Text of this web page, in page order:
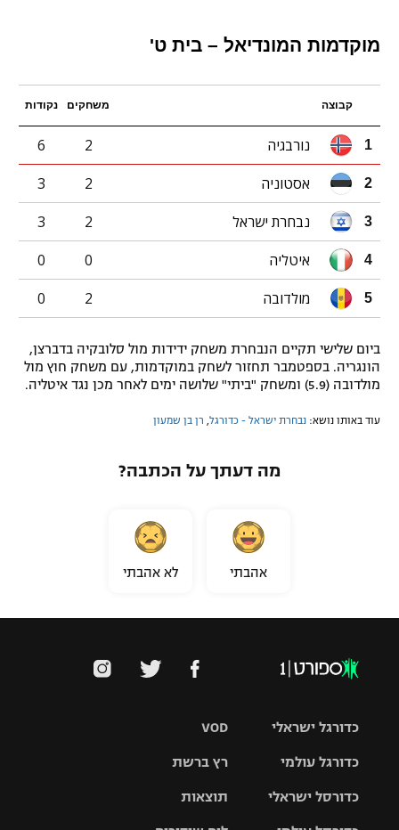
מוקדמות המונדיאל – בית ט'
קבוצה משחקים נקודות
1 נורבגיה 2
6
2 אסטוניה 2
3
3 נבחרת ישראל 2
3
4 איטליה 0
0
5 מולדובה 2
0
ביום שלישי תקיים הנבחרת משחק ידידות מול סלובקיה בדברצן,
הונגריה. בספטמבר תחזור לשחק במוקדמות, עם משחק חוץ מול
מולדובה (5.9) ומשחק "ביתי" שלושה ימים לאחר מכן נגד איטליה.
עוד באותו נושא: נבחרת ישראל - כדורגל רן בן שמעון
מה דעתך על הכתבה?
אהבתי לא אהבתי
VOD
רץ ברשת
תוצאות
כדורגל ישראלי
כדורגל עולמי
האלופות
כדורסל ישראלי